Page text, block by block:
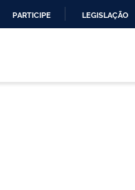
PARTICIPE LEGISLAÇÃO